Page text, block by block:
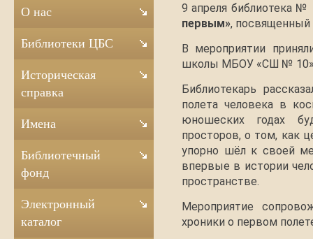
9 апреля библиотека
первым», посвященный
В мероприятии
школы МБОУ «СШ №
Библиотекарь
полета человека в
юношеских годах
просторов, о том, как
упорно шёл к своей
впервые в истории
пространстве.
Мероприятие
хроники о первом
О нас
Библиотеки ЦБС
Историческая
справка
Имена
Библиотечный
фонд
Электронный
каталог